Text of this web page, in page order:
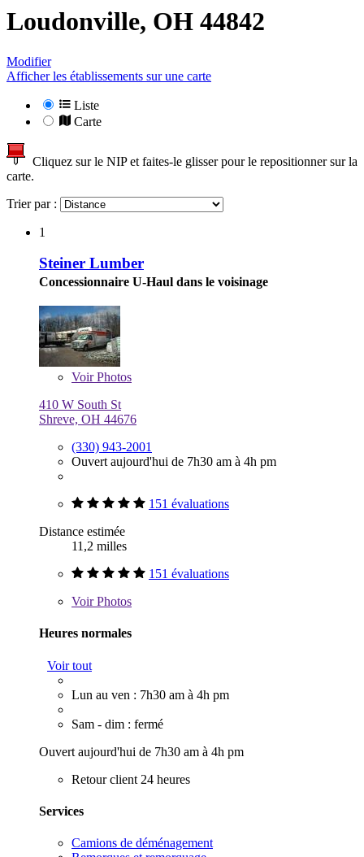
Loudonville, OH 44842
Modifier
Afficher les établissements sur une carte
Liste
Carte
Cliquez sur le NIP et faites-le glisser pour le repositionner sur la
carte.
Trier par :
1
Steiner Lumber
Concessionnaire U-Haul dans le voisinage
VoirPhotos
410 W South St
Shreve, OH 44676
(330) 943-2001
Ouvert aujourd'hui de 7h30 am à 4h pm
151 évaluations
Distance estimée
11,2 milles
151 évaluations
VoirPhotos
Heures normales
Voir tout
Lun au ven : 7h30 am à 4h pm
Sam - dim : fermé
Ouvert aujourd'hui de 7h30 am à 4h pm
Retour client 24 heures
Services
Camions de déménagement